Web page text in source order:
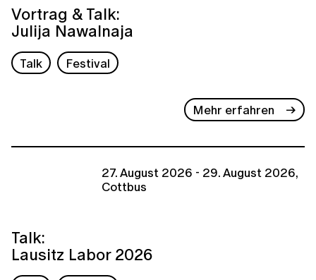
Vortrag & Talk:
Julija Nawalnaja
Talk Festival
Mehr erfahren
27. August 2026 - 29. August 2026,
Cottbus
Talk:
Lausitz Labor 2026